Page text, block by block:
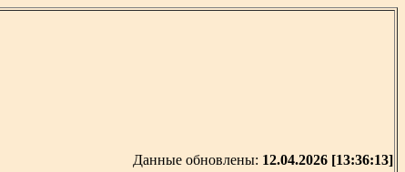
Данные обновлены: 12.04.2026 [13:36:13]